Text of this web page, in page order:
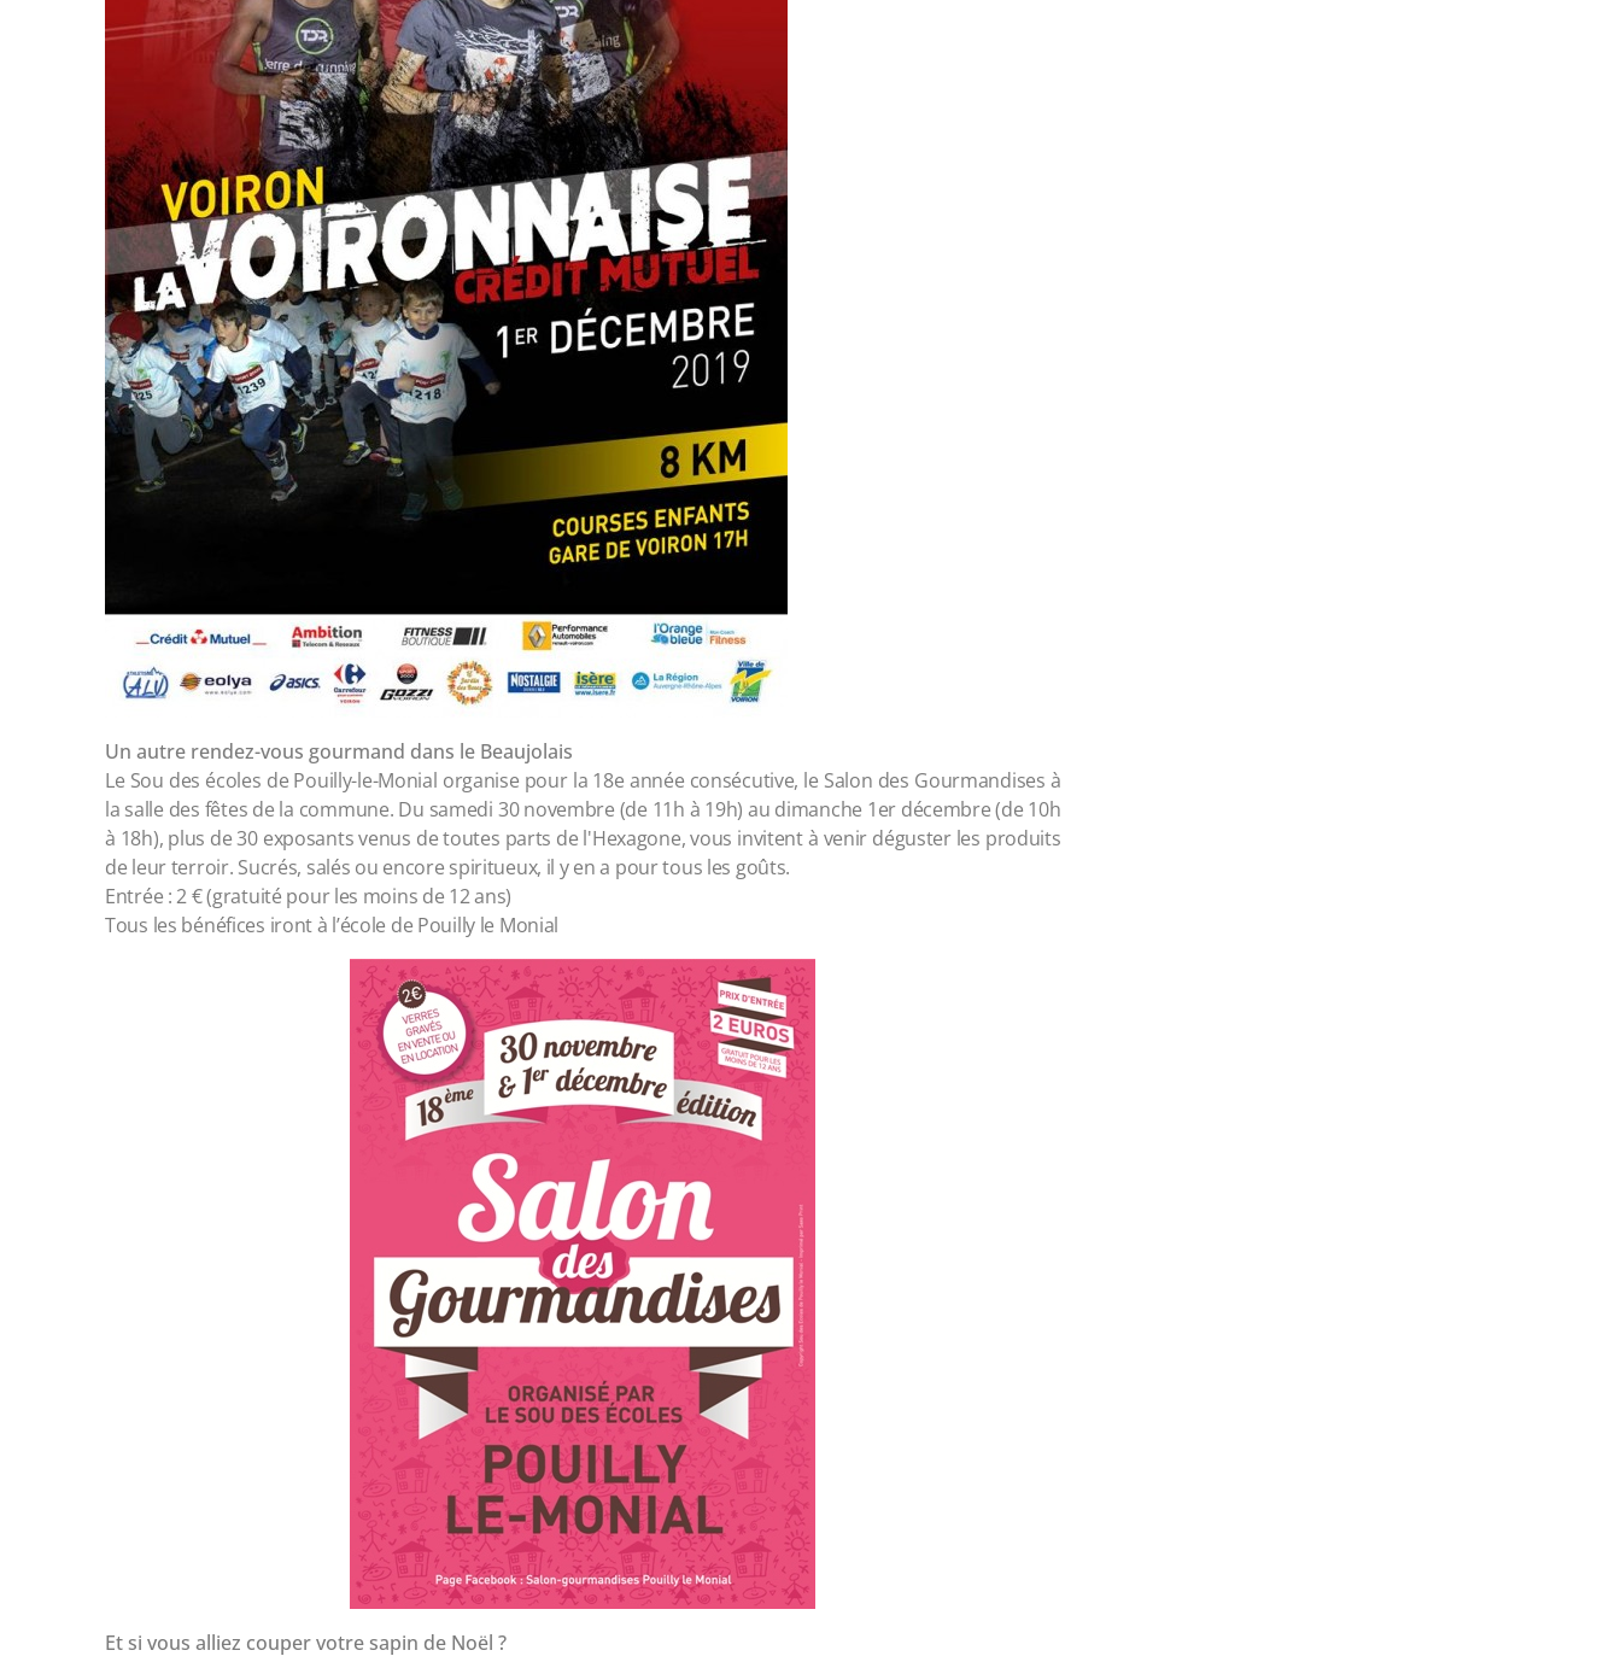
Un autre rendez-vous gourmand dans le Beaujolais
Le Sou des écoles de Pouilly-le-Monial organise pour la 18e année consécutive, le Salon des Gourmandises à
la salle des fêtes de la commune. Du samedi 30 novembre (de 11h à 19h) au dimanche 1er décembre (de 10h
à 18h), plus de 30 exposants venus de toutes parts de l'Hexagone, vous invitent à venir déguster les produits
de leur terroir. Sucrés, salés ou encore spiritueux, il y en a pour tous les goûts.
Entrée : 2 € (gratuité pour les moins de 12 ans)
Tous les bénéfices iront à l’école de Pouilly le Monial
Et si vous alliez couper votre sapin de Noël ?